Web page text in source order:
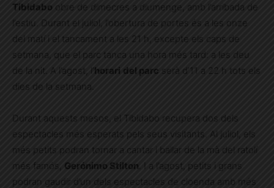
Tibidabo obre de dimecres a diumenge, amb l’arribada de
l’estiu. Durant el juliol, l’obertura de portes és a les onze
del matí i el tancament a les 21 h, excepte els caps de
setmana, que el parc tanca una hora més tard: a les deu
de la nit. A l’agost, l’ horari del parc serà d’11 a 22 h tots els
dies de la setmana.
Durant aquests mesos, el Tibidabo recupera dos dels
espectacles més esperats pels seus visitants. Al juliol, els
més petits podran tornar a cantar i ballar de la mà del ratolí
més famós, Gerónimo Stilton . I a l’agost, petits i grans
podran gaudir d’un dels espectacles de cloenda amb més